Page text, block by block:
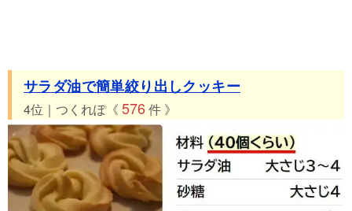
サラダ油で簡単絞り出しクッキー
4位｜つくれぽ《 576件 》